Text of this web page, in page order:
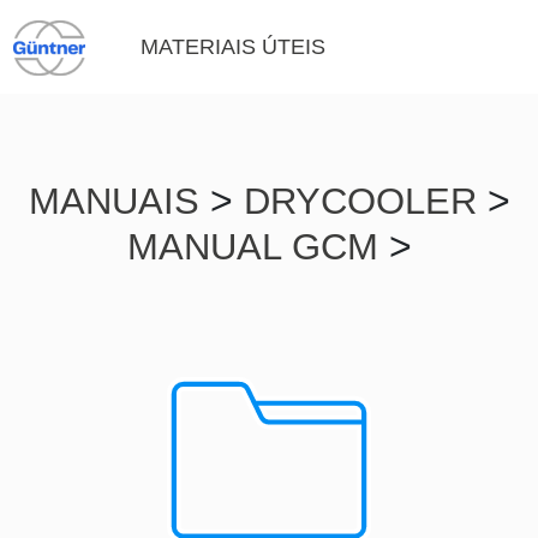
MATERIAIS ÚTEIS
MANUAIS > DRYCOOLER >
MANUAL GCM >